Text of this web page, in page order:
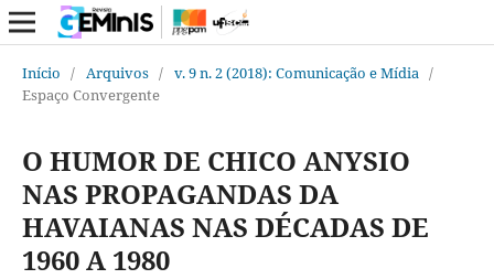
Início / Arquivos / v. 9 n. 2 (2018): Comunicação e Mídia /
Espaço Convergente
O HUMOR DE CHICO ANYSIO
NAS PROPAGANDAS DA
HAVAIANAS NAS DÉCADAS DE
1960 A 1980